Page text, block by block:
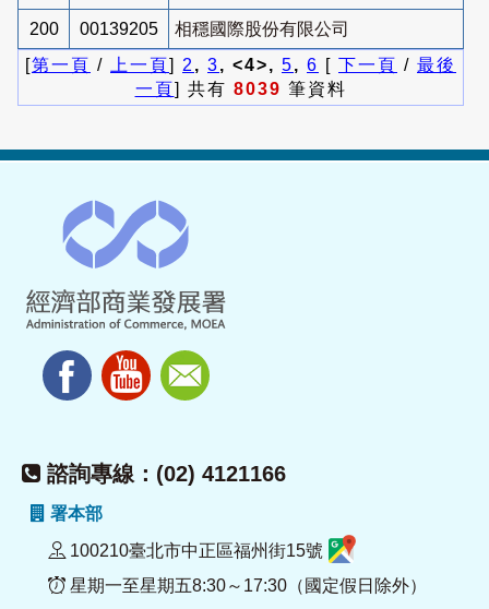
200 00139205
相穩國際股份有限公司
[第一頁 / 上一頁] 2 , 3, <4>, 5, 6 [ 下一頁 / 最後
一頁] 共有 8039 筆資料
諮詢專線：(02) 4121166
署本部
100210臺北市中正區福州街15號
星期一至星期五8:30～17:30（國定假日除外）